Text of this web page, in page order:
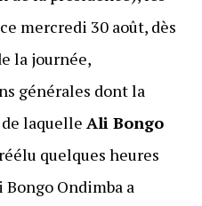
mercredi 30 août, dès
la journée,
générales dont la
laquelle Ali Bongo
quelques heures
Ondimba a